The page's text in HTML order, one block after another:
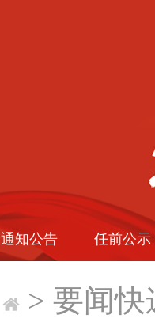
通知公告 任前公示
> 要闻快